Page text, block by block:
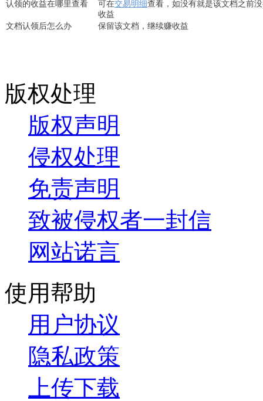
认领的收益在哪里查看
可在交易明细查看，如没有就是该文档之前
收益
文档认领后怎么办
保留该文档，继续赚收益
版权处理
版权声明
侵权处理
免责声明
致被侵权者一封信
网站诺言
使用帮助
用户协议
隐私政策
上传下载